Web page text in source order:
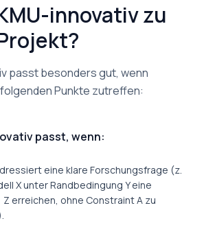
innovativ zu
passt besonders gut, wenn
Punkte zutreffen:
passt, wenn:
eine klare Forschungsfrage (z.
X unter Randbedingung Y eine
Z erreichen, ohne Constraint A zu